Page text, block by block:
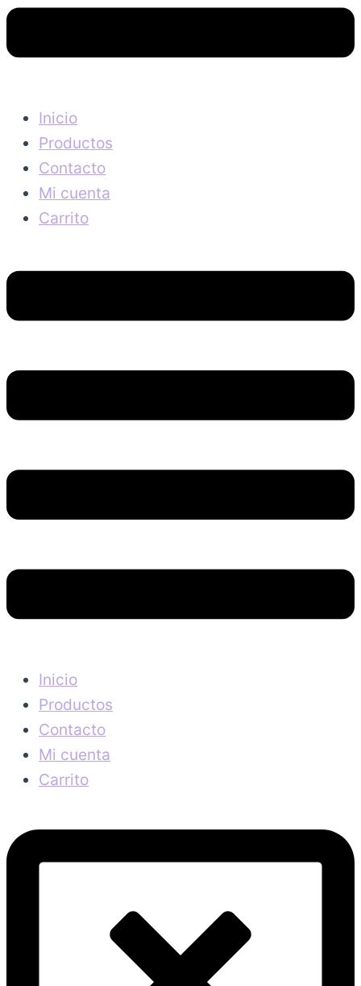
Inicio
Productos
Contacto
Mi cuenta
Carrito
Inicio
Productos
Contacto
Mi cuenta
Carrito